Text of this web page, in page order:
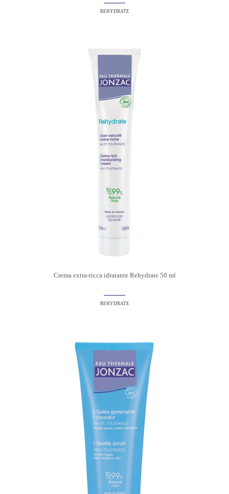
REHYDRATE
Crema extra-ricca idratante Rehydrate 50 ml
REHYDRATE